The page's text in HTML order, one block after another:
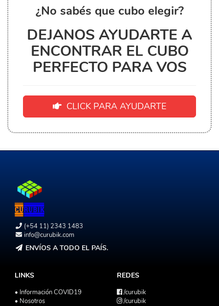
¿No sabés que cubo elegir?
DEJANOS AYUDARTE A
ENCONTRAR EL CUBO
PERFECTO PARA VOS
CLICK PARA AYUDARTE
(+54 11) 2343 1483
info@curubik.com
ENVÍOS A TODO EL PAÍS.
LINKS
• Información COVID19
• Nosotros
REDES
/curubik
/curubik